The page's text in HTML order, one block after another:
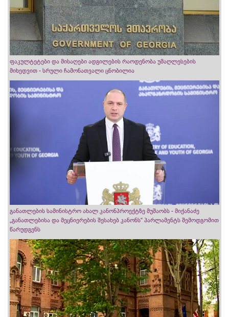
ფაკულტეტები და მისაღები ადგილების რაოდენობა უმაღლესების
მიხედვით - სრული ჩამონათვალი ცნობილია
განათლების სამინისტრო ახალ კანონპროექტზე მუშაობს - მიქანაძე
„განათლებისა და მეცნიერების შესახებ კანონს“ პარლამენტს შემოდგომით
წარუდგენს